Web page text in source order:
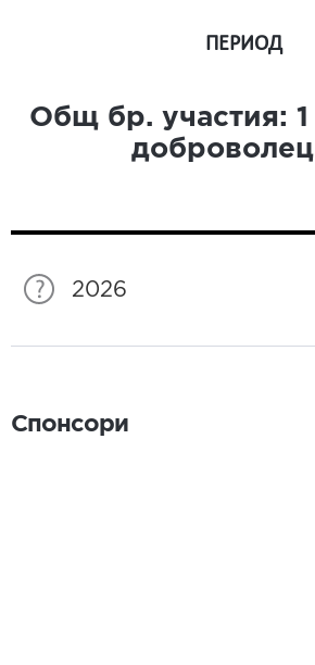
ПЕРИОД
Общ бр. участия: 1
доброволец
2026
Спонсори